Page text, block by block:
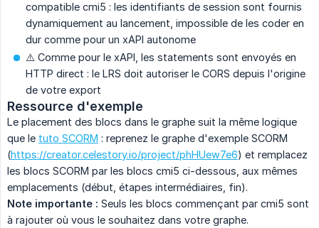
compatible cmi5 : les identifiants de session sont fournis
dynamiquement au lancement, impossible de les coder en
dur comme pour un xAPI autonome
⚠️ Comme pour le xAPI, les statements sont envoyés en
HTTP direct : le LRS doit autoriser le CORS depuis l'origine
de votre export
Ressource d'exemple
Le placement des blocs dans le graphe suit la même logique
que le tuto SCORM : reprenez le graphe d'exemple SCORM
(https://creator.celestory.io/project/phHUew7e6) et remplacez
les blocs SCORM par les blocs cmi5 ci-dessous, aux mêmes
emplacements (début, étapes intermédiaires, fin).
Note importante : Seuls les blocs commençant par cmi5 sont
à rajouter où vous le souhaitez dans votre graphe.